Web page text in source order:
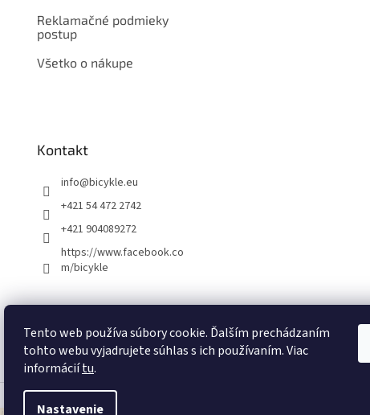
Tento web používa súbory cookie. Ďalším prechádzaním
tohto webu vyjadrujete súhlas s ich používaním. Viac
informáciítu.
Nastavenie
Reklamačné podmieky
postup
Všetko o nákupe
Kontakt
info@bicykle.eu
+421 54 472 2742
+421 904089272
https://www.facebook.co
m/bicykle